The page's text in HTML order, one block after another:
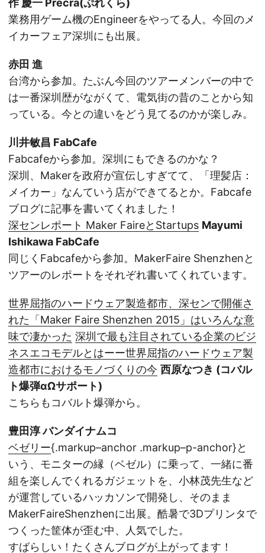
作 慶一 Precra(ぷれくら)
業務用ゲーム機のEngineerをやってる人。今回のメ
イカーフェア深圳にも出展。
赤田 進
台湾から参加。たぶん今回のツアーメンバーの中で
は一番深圳歴がながくて、電気街の昔のことから知
っている。今との違いをどう見てるのかが楽しみ。
川井敏昌 FabCafe
Fabcafeから参加。深圳にもできるのかな？
深圳、Makerを政府が宣伝しすぎてて、「理髪店：
メイカー」なんていう店ができてるとか。Fabcafe
ブログに記事を書いてくれました！
深センレポート Maker FaireとStartups Mayumi
Ishikawa FabCafe
同じくFabcafeから参加。MakerFaire Shenzhenと
ツアーのレポートをそれぞれ書いてくれています。
世界屈指のハードウェア製造都市、深センで開催さ
れた「Maker Faire Shenzhen 2015」はいろんな意
味で凄かった 深圳で最も注目されている企業のビジ
ネスエコモデルとはーー世界屈指のハードウェア製
造都市におけるモノづくりの今 西原なつき (コバル
ト爆弾αΩサポート)
こちらもコバルト爆弾から。
豊田淳 バンダイナムコ
ベゼリー{.markup–anchor .markup–p-anchor}と
いう、モニターの縁（ベゼル）に乗って、一緒に番
組を楽しんでくれるガジェットを、小林茂先生など
が運営しているハッカソンで開発し、そのまま
MakerFaireShenzhenに出展。酷暑で3Dプリンタで
つくった筐体が歪む中、人気でした。
すばらしい！たくさんブログが上がってます！